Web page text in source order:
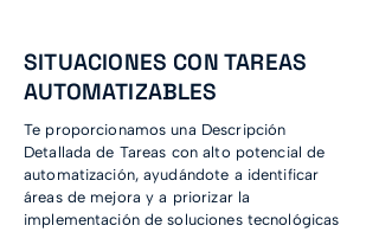
SITUACIONES CON TAREAS
AUTOMATIZABLES
Te proporcionamos una Descripción
Detallada de Tareas con alto potencial de
automatización, ayudándote a identificar
áreas de mejora y a priorizar la
implementación de soluciones tecnológicas